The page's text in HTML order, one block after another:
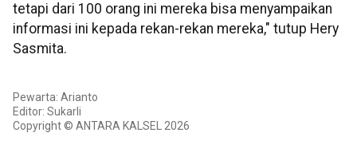
tetapi dari 100 orang ini mereka bisa menyampaikan
informasi ini kepada rekan-rekan mereka," tutup Hery
Sasmita.
Pewarta: Arianto
Editor: Sukarli
Copyright © ANTARA KALSEL 2026